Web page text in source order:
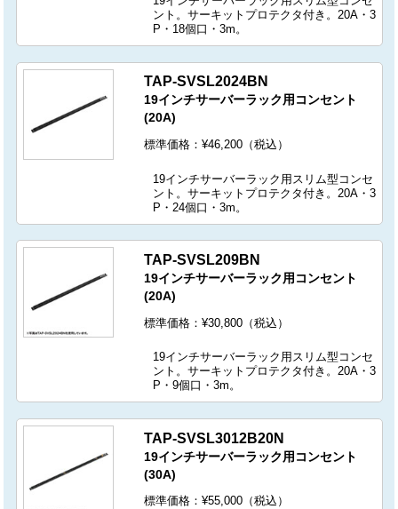
ント。サーキットプロテクタ付き。20A・3
P・18個口・3m。
TAP-SVSL2024BN
19インチサーバーラック用コンセント
(20A)
標準価格：¥46,200（税込）
19インチサーバーラック用スリム型コンセ
ント。サーキットプロテクタ付き。20A・3
P・24個口・3m。
TAP-SVSL209BN
19インチサーバーラック用コンセント
(20A)
標準価格：¥30,800（税込）
19インチサーバーラック用スリム型コンセ
ント。サーキットプロテクタ付き。20A・3
P・9個口・3m。
TAP-SVSL3012B20N
19インチサーバーラック用コンセント
(30A)
標準価格：¥55,000（税込）